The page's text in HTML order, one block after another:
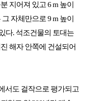
지어져 있고 6 m 높이
자체만으로 9 m 높이
다. 석조건물의 토대는
해자 안쪽에 건설되어
서도 걸작으로 평가되고